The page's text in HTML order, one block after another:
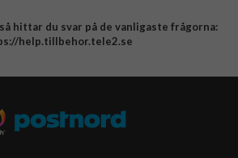
hittar du svar på de vanligaste frågorna:
help.tillbehor.tele2.se